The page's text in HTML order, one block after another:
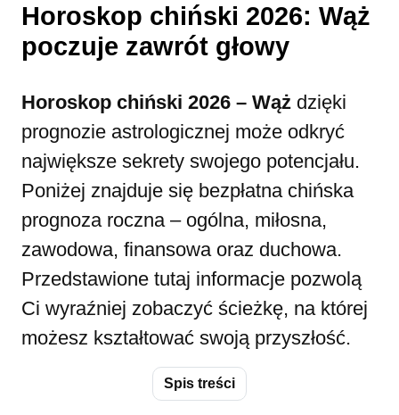
Horoskop chiński 2026: Wąż
poczuje zawrót głowy
Horoskop chiński 2026 – Wąż dzięki
prognozie astrologicznej może odkryć
największe sekrety swojego potencjału.
Poniżej znajduje się bezpłatna chińska
prognoza roczna – ogólna, miłosna,
zawodowa, finansowa oraz duchowa.
Przedstawione tutaj informacje pozwolą
Ci wyraźniej zobaczyć ścieżkę, na której
możesz kształtować swoją przyszłość.
Spis treści